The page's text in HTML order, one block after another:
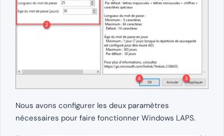
Nous avons configurer les deux paramètres
nécessaires pour faire fonctionner Windows LAPS.